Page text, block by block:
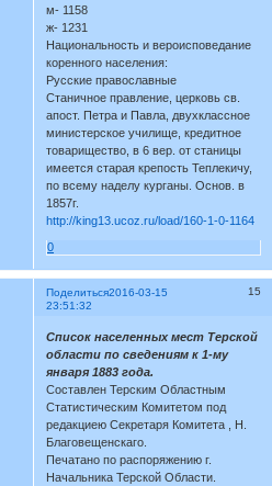
м- 1158
ж- 1231
Национальность и вероисповедание
коренного населения:
Русские православные
Станичное правление, церковь св.
апост. Петра и Павла, двухклассное
министерское училище, кредитное
товарищество, в 6 вер. от станицы
имеется старая крепость Теплекичу,
по всему наделу курганы. Основ. в
1857г.
http://king13.ucoz.ru/load/160-1-0-1164
0
Поделиться 15
2016-03-15
23:51:32
Список населенных мест Терской
области по сведениям к 1-му
января 1883 года.
Составлен Терским Областным
Статистическим Комитетом под
редакциею Секретаря Комитета , Н.
Благовещенскаго.
Печатано по распоряжению г.
Начальника Терской Области.